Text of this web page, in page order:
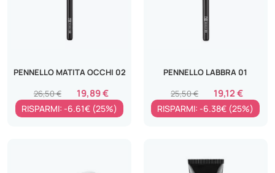
PENNELLO MATITA OCCHI 02
19,89 €
26,50 €
RISPARMI: -6.61€ (25%)
PENNELLO LABBRA 01
19,12 €
25,50 €
RISPARMI: -6.38€ (25%)